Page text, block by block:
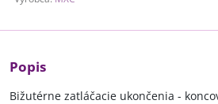
Popis
Bižutérne zatláčacie ukončenia -